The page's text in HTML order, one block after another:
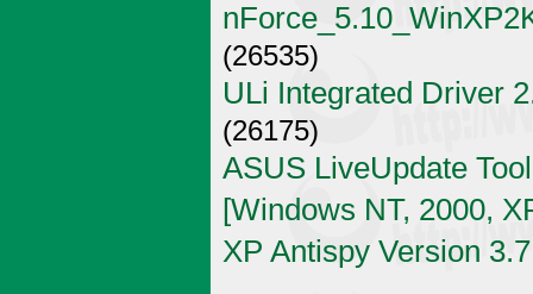
(26535)
ULi Integrated Driver
(26175)
ASUS LiveUpdate
[Windows NT, 2000,
XP Antispy Version